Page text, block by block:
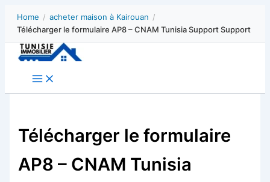
Home / acheter maison à Kairouan /
Télécharger le formulaire AP8 – CNAM Tunisia Support Support
contenu
Télécharger le formulaire
AP8 – CNAM Tunisia